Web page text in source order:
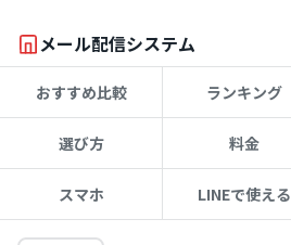
メール配信システム
おすすめ比較 ランキング
選び方 料金
スマホ LINEで使える